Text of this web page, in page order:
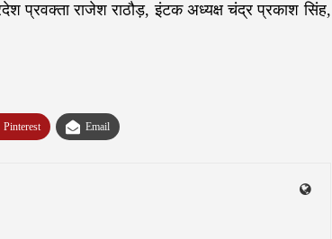
प्रवक्ता राजेश राठौड़, इंटक अध्यक्ष चंद्र प्रकाश सिंह,
Pinterest Email